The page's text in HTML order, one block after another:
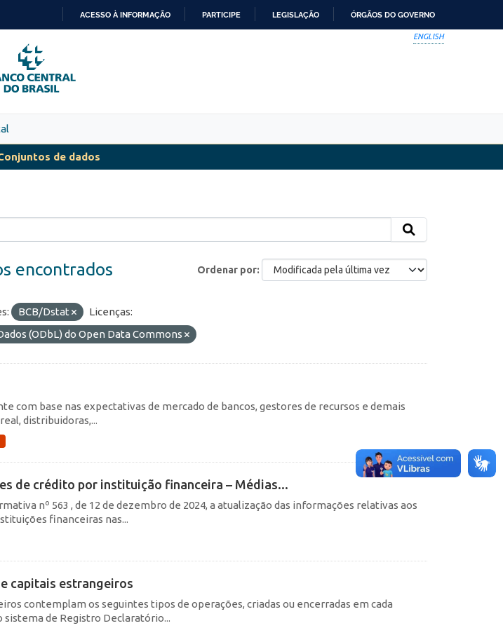
PARA
O
CONTEÚDO
ACESSO À INFORMAÇÃO PARTICIPE LEGISLAÇÃO ÓRGÃOS DO GOVERNO
ENGLISH
de dados
Ordenar por
encontrados
BCB/Dstat
Licenças:
(ODbL) do Open Data Commons
com base nas expectativas de mercado de bancos, gestores de recursos e demais
distribuidoras,...
de crédito por instituição financeira – Médias...
nº 563 , de 12 de dezembro de 2024, a atualização das informações relativas aos
financeiras nas...
capitais estrangeiros
contemplam os seguintes tipos de operações, criadas ou encerradas em cada
de Registro Declaratório...